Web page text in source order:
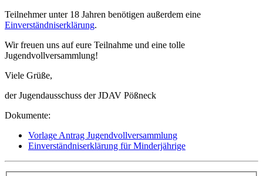
Teilnehmer unter 18 Jahren benötigen außerdem eine
Einverständniserklärung.
Wir freuen uns auf eure Teilnahme und eine tolle
Jugendvollversammlung!
Viele Grüße,
der Jugendausschuss der JDAV Pößneck
Dokumente:
Vorlage Antrag Jugendvollversammlung
Einverständniserklärung für Minderjährige